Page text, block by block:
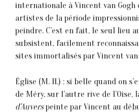
internationale à Vincent van Gogh
artistes de la période
peindre. C’est en fait, le seul lieu
subsistent, facilement
sites immortalisés par Vincent van
Église (M. H.) : si belle quand on
de Méry, sur l’autre rive de l’Oise,
d’Auverspeinte par Vincent au